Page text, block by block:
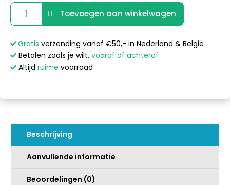
Balboa
M7
Spa
Heater
3
(GS-
aantal
Toevoegen aan winkelwagen
e
i
e
Gratis verzending vanaf €50,- in Nederland & België
Betalen zoals je wilt, vooraf of achteraf
Altijd ruime voorraad
Beschrijving
Aanvullende informatie
Beoordelingen (0)